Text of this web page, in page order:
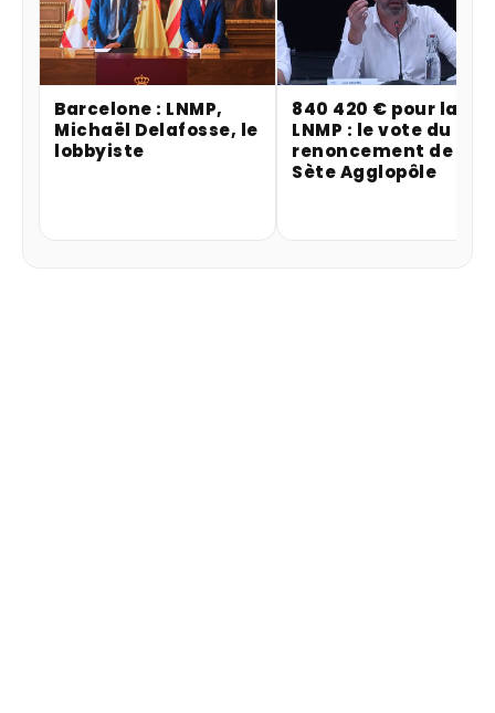
Barcelone : LNMP,
Michaël Delafosse, le
lobbyiste
840 420 € pour la
LNMP : le vote du
renoncement de
Sète Agglopôle